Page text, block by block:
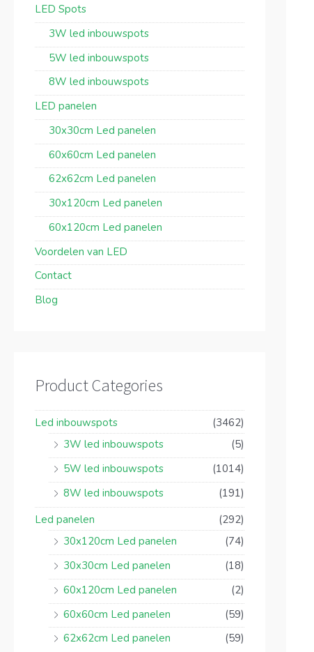
LED Spots
3W led inbouwspots
5W led inbouwspots
8W led inbouwspots
LED panelen
30x30cm Led panelen
60x60cm Led panelen
62x62cm Led panelen
30x120cm Led panelen
60x120cm Led panelen
Voordelen van LED
Contact
Blog
Product Categories
Led inbouwspots
(3462)
3W led inbouwspots
(5)
5W led inbouwspots
(1014)
8W led inbouwspots
(191)
Led panelen
(292)
30x120cm Led panelen
(74)
30x30cm Led panelen
(18)
60x120cm Led panelen
(2)
60x60cm Led panelen
(59)
62x62cm Led panelen
(59)